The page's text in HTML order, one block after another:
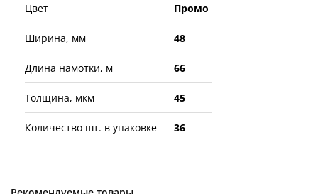
Цвет Промо
Ширина, мм 48
Длина намотки, м 66
Толщина, мкм 45
Количество шт. в упаковке 36